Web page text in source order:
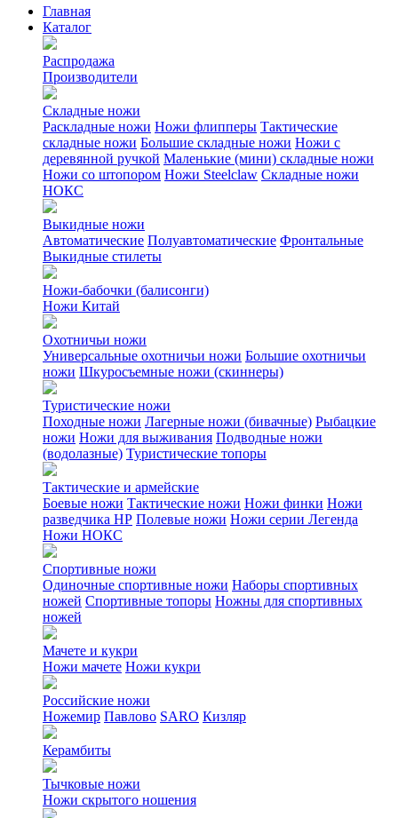
Главная
Каталог
Распродажа
Производители
Складные ножи
Раскладные ножи Ножи флипперы Тактические
складные ножи Большие складные ножи Ножи с
деревянной ручкой Маленькие (мини) складные ножи
Ножи со штопором Ножи Steelclaw Складные ножи
НОКС
Выкидные ножи
Автоматические Полуавтоматические Фронтальные
Выкидные стилеты
Ножи-бабочки (балисонги)
Ножи Китай
Охотничьи ножи
Универсальные охотничьи ножи Большие охотничьи
ножи Шкуросъемные ножи (скиннеры)
Туристические ножи
Походные ножи Лагерные ножи (бивачные) Рыбацкие
ножи Ножи для выживания Подводные ножи
(водолазные) Туристические топоры
Тактические и армейские
Боевые ножи Тактические ножи Ножи финки Ножи
разведчика НР Полевые ножи Ножи серии Легенда
Ножи НОКС
Спортивные ножи
Одиночные спортивные ножи Наборы спортивных
ножей Спортивные топоры Ножны для спортивных
ножей
Мачете и кукри
Ножи мачете Ножи кукри
Российские ножи
Ножемир Павлово SARO Кизляр
Керамбиты
Тычковые ножи
Ножи скрытого ношения